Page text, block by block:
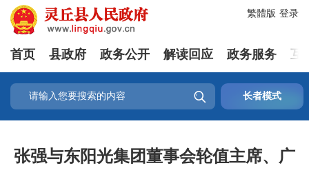
登录
繁體版
首页 县政府 政务公开 解读回应 政务服务 互
 长者模式
张强与东阳光集团董事会轮值主席、广